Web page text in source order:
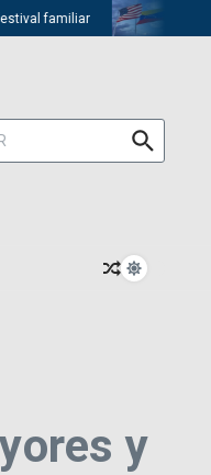
familiar Trump
y